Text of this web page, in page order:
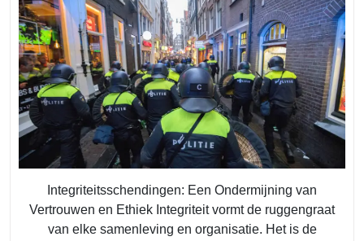
op
Vertrouwen
en
Ethiek
in
de
Integriteitsschendingen: Een Ondermijning van
Vertrouwen en Ethiek Integriteit vormt de ruggengraat
van elke samenleving en organisatie. Het is de